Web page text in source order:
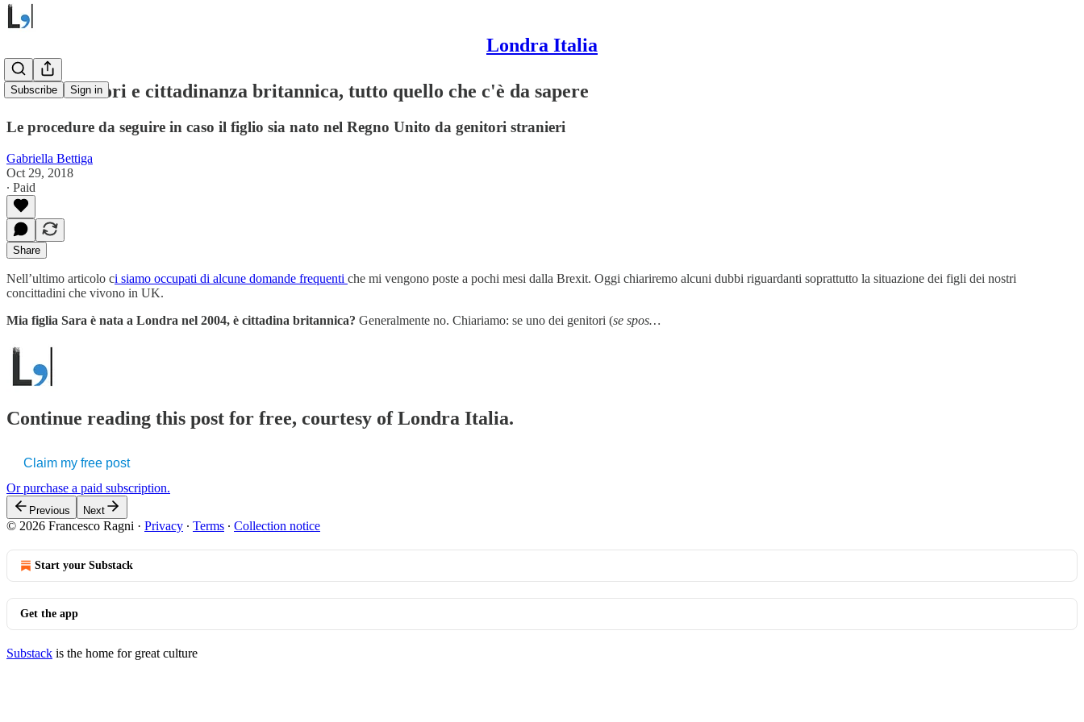
Londra Italia
Subscribe Sign in
Brexit: minori e cittadinanza britannica, tutto quello che c'è da sapere
Le procedure da seguire in caso il figlio sia nato nel Regno Unito da genitori stranieri
Gabriella Bettiga
Oct 29, 2018
∙ Paid
Share
Nell’ultimo articolo ci siamo occupati di alcune domande frequenti che mi vengono poste a pochi mesi dalla Brexit. Oggi chiariremo alcuni dubbi riguardanti soprattutto la situazione dei figli dei nostri
concittadini che vivono in UK.
Mia figlia Sara è nata a Londra nel 2004, è cittadina britannica? Generalmente no. Chiariamo: se uno dei genitori (se spos…
Continue reading this post for free, courtesy of Londra Italia.
Claim my free post
Or purchase a paid subscription.
Previous Next
© 2026 Francesco Ragni · Privacy ∙ Terms ∙ Collection notice
Start your Substack
Get the app
Substack is the home for great culture